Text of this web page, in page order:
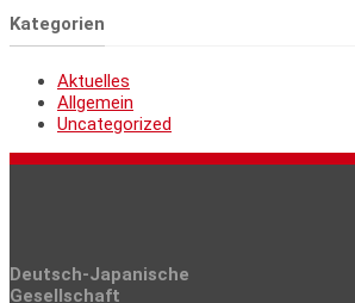
Kategorien
Aktuelles
Allgemein
Uncategorized
Deutsch-Japanische
Gesellschaft